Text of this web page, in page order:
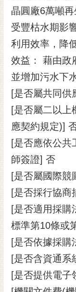
晶圓廠6萬噸
受豐枯水期影
利用效率，降
效益： 藉由政
並增加污水下
[是否屬共同供
[是否屬二以上
應契約規定)]
[是否應依公共
師簽證] 否
[是否屬國際競
[是否採行協商
[是否適用採購
標準第10條或
[是否依據採購
[是否含資通系
[是否提供電子